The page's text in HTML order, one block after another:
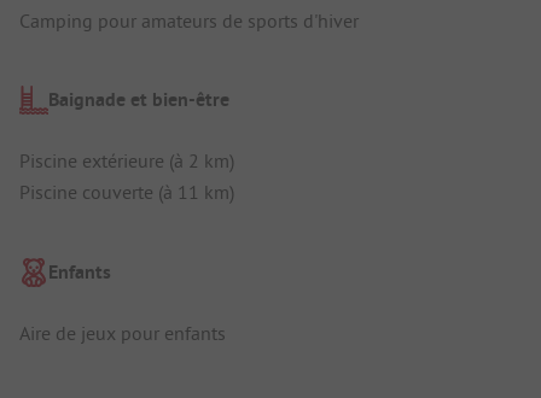
Camping pour amateurs de sports d'hiver
Baignade et bien-être
Piscine extérieure (à 2 km)
Piscine couverte (à 11 km)
Enfants
Aire de jeux pour enfants